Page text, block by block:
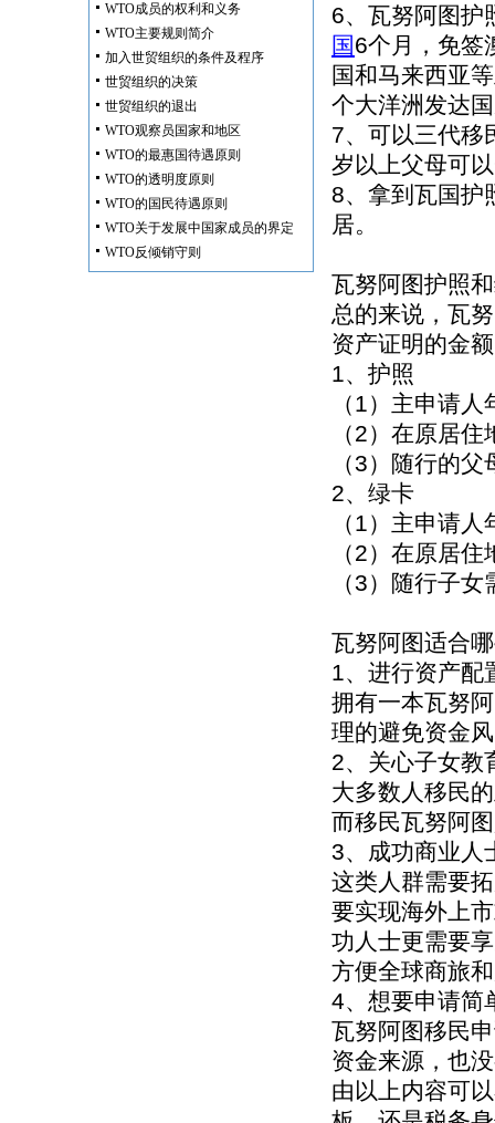
WTO成员的权利和义务
WTO主要规则简介
加入世贸组织的条件及程序
世贸组织的决策
世贸组织的退出
WTO观察员国家和地区
WTO的最惠国待遇原则
WTO的透明度原则
WTO的国民待遇原则
WTO关于发展中国家成员的界定
WTO反倾销守则
6、瓦努阿图护
国6个月，免签
国和马来西亚
个大洋洲发达
7、可以三代移
岁以上父母可
8、拿到瓦国护
居。
瓦努阿图护照
总的来说，瓦
资产证明的金
1、护照
（1）主申请
（2）在原居
（3）随行的
2、绿卡
（1）主申请
（2）在原居
（3）随行子
瓦努阿图适合
1、进行资产配
拥有一本瓦努
理的避免资金
2、关心子女教
大多数人移民
而移民瓦努阿
3、成功商业人
这类人群需要
要实现海外上
功人士更需要
方便全球商旅
4、想要申请简
瓦努阿图移民
资金来源，也
由以上内容可